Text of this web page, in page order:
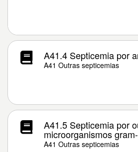
A41.4 Septicemia por
A41 Outras septicemias
A41.5 Septicemia por
microorganismos
A41 Outras septicemias